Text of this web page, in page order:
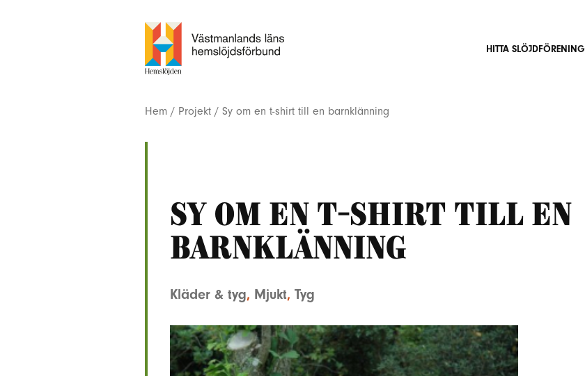
HITTA SLÖJDFÖRENING
Hem / Projekt / Sy om en t-shirt till en barnklänning
Sy om en t-shirt till en
barnklänning
Kläder & tyg, Mjukt, Tyg